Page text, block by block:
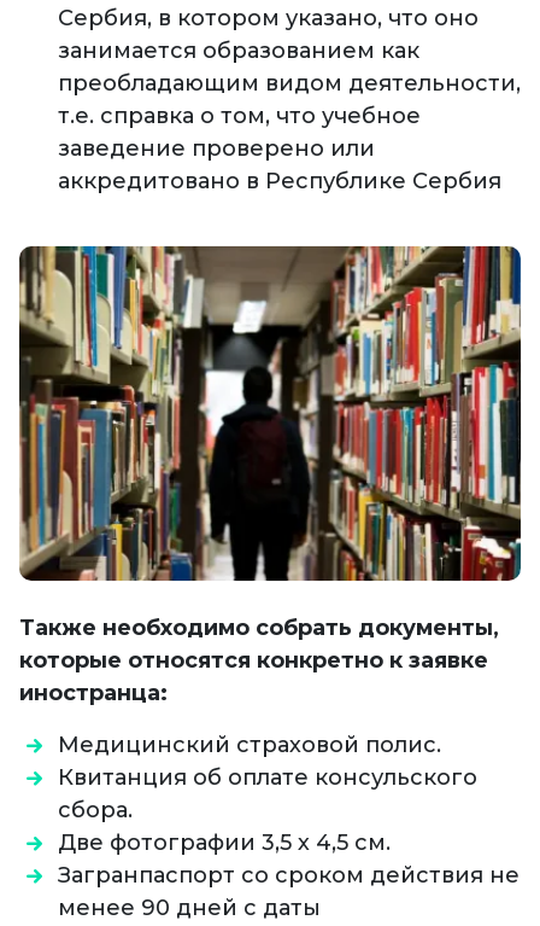
Сербия, в котором указано, что оно
занимается образованием как
преобладающим видом деятельности,
т.е. справка о том, что учебное
заведение проверено или
аккредитовано в Республике Сербия
Также необходимо собрать документы,
которые относятся конкретно к заявке
иностранца:
Медицинский страховой полис.
Квитанция об оплате консульского
сбора.
Две фотографии 3,5 х 4,5 см.
Загранпаспорт со сроком действия не
менее 90 дней с даты